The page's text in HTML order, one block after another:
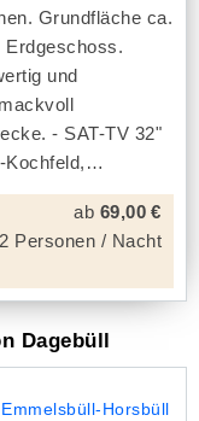
Grundfläche ca.
Erdgeschoss.
und
- SAT-TV 32"
ab 69,00 €
2 Personen / Nacht
Dagebüll
Emmelsbüll-Horsbüll